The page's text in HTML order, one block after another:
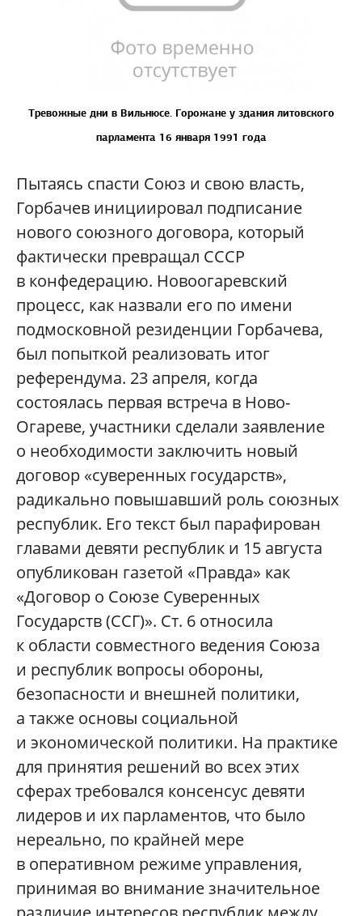
Тревожные дни в Вильнюсе. Горожане у здания литовского
парламента 16 января 1991 года
Пытаясь спасти Союз и свою власть,
Горбачев инициировал подписание
нового союзного договора, который
фактически превращал СССР
в конфедерацию. Новоогаревский
процесс, как назвали его по имени
подмосковной резиденции Горбачева,
был попыткой реализовать итог
референдума. 23 апреля, когда
состоялась первая встреча в Ново-
Огареве, участники сделали заявление
о необходимости заключить новый
договор «суверенных государств»,
радикально повышавший роль союзных
республик. Его текст был парафирован
главами девяти республик и 15 августа
опубликован газетой «Правда» как
«Договор о Союзе Суверенных
Государств (ССГ)». Ст. 6 относила
к области совместного ведения Союза
и республик вопросы обороны,
безопасности и внешней политики,
а также основы социальной
и экономической политики. На практике
для принятия решений во всех этих
сферах требовался консенсус девяти
лидеров и их парламентов, что было
нереально, по крайней мере
в оперативном режиме управления,
принимая во внимание значительное